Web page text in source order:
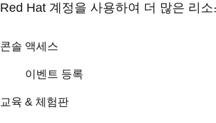
Red Hat 계정을 사용하여 더 많은 리
콘솔 액세스
이벤트 등록
교육 & 체험판